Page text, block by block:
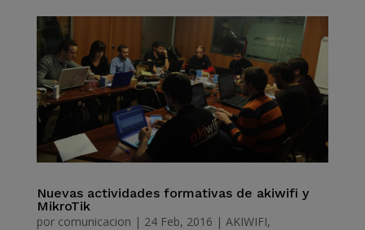
Nuevas actividades formativas de akiwifi y
MikroTik
por comunicacion | 24 Feb, 2016 | AKIWIFI,